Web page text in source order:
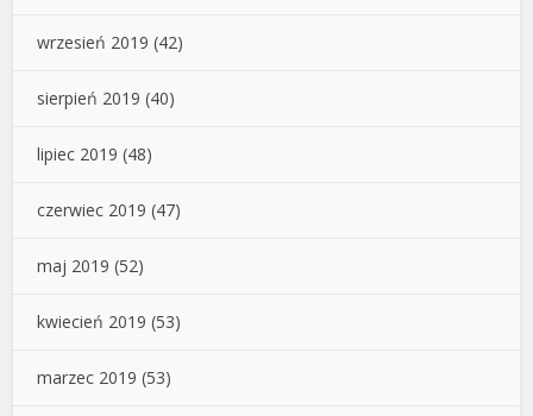
wrzesień 2019 (42)
sierpień 2019 (40)
lipiec 2019 (48)
czerwiec 2019 (47)
maj 2019 (52)
kwiecień 2019 (53)
marzec 2019 (53)